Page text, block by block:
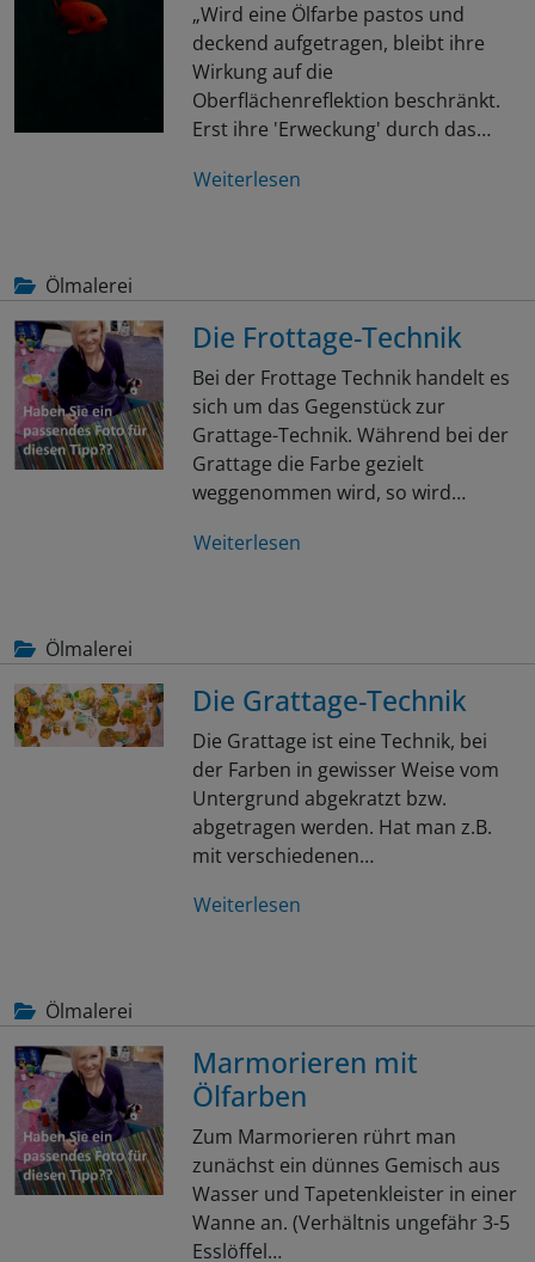
„Wird eine Ölfarbe pastos und
deckend aufgetragen, bleibt ihre
Wirkung auf die
Oberflächenreflektion beschränkt.
Erst ihre 'Erweckung' durch das…
Weiterlesen
Ölmalerei
Die Frottage-Technik
Bei der Frottage Technik handelt es
sich um das Gegenstück zur
Grattage-Technik. Während bei der
Grattage die Farbe gezielt
weggenommen wird, so wird…
Weiterlesen
Ölmalerei
Die Grattage-Technik
Die Grattage ist eine Technik, bei
der Farben in gewisser Weise vom
Untergrund abgekratzt bzw.
abgetragen werden. Hat man z.B.
mit verschiedenen…
Weiterlesen
Ölmalerei
Marmorieren mit
Ölfarben
Zum Marmorieren rührt man
zunächst ein dünnes Gemisch aus
Wasser und Tapetenkleister in einer
Wanne an. (Verhältnis ungefähr 3-5
Esslöffel…